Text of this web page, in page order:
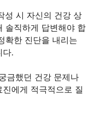
성 시 자신의 건강 상
솔직하게 답변해야 합
확한 진단을 내리는
다.
금했던 건강 문제나
에게 적극적으로 질